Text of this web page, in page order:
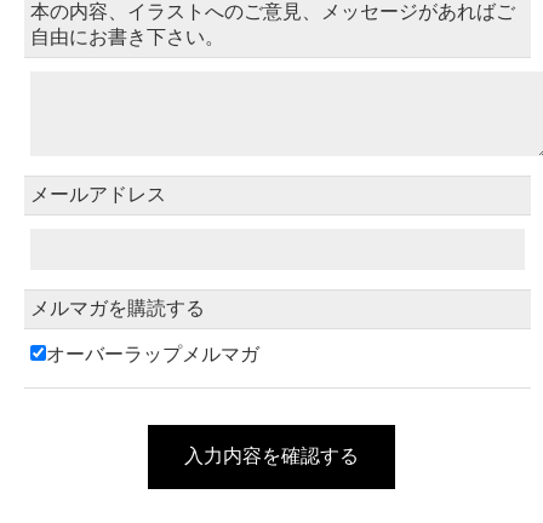
本の内容、イラストへのご意見、メッセージがあればご
自由にお書き下さい。
メールアドレス
メルマガを購読する
オーバーラップメルマガ
入力内容を確認する